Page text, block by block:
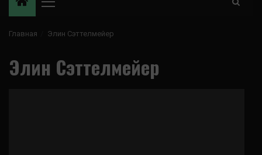
Основное
Главная Элин Сэттелмейер
Элин Сэттелмейер